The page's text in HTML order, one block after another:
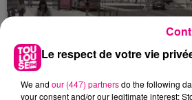
Le respect de votre vie
We and our (447) partnersdo the following
your consent and/or our legitimate interest: